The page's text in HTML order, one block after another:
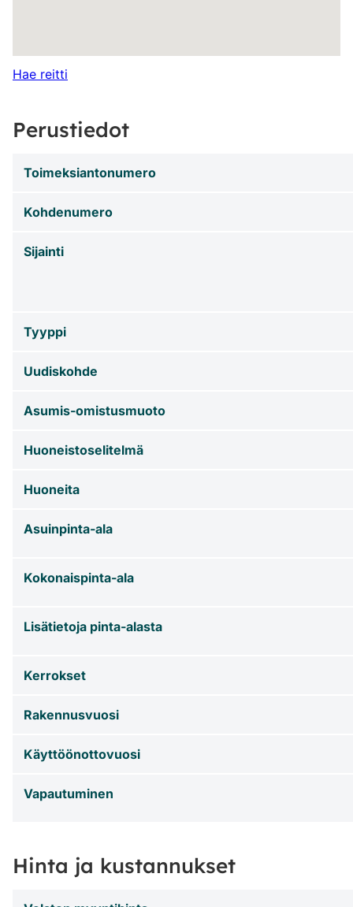
Hae reitti
Perustiedot
Toimeksiantonumero
Kohdenumero
Sijainti
Tyyppi
Uudiskohde
Asumis-omistusmuoto
Huoneistoselitelmä
Huoneita
Asuinpinta-ala
Kokonaispinta-ala
Lisätietoja pinta-alasta
Kerrokset
Rakennusvuosi
Käyttöönottovuosi
Vapautuminen
Hinta ja kustannukset